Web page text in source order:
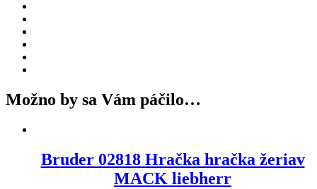
Možno by sa Vám páčilo…
Bruder 02818 Hračka hračka žeriav
MACK liebherr